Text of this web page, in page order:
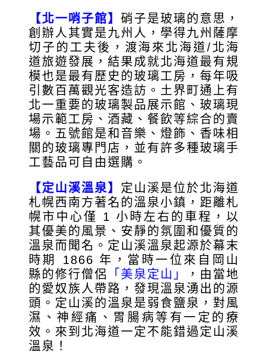
【北一哨子館】 硝子是玻璃的意思，
創辦人其實是九州人，學得九州薩摩
切子的工夫後，渡海來北海道/北海
道旅遊發展，結果成就北海道最有規
模也是最有歷史的玻璃工房，每年吸
引數百萬觀光客造訪。土界町通上有
北一重要的玻璃製品展示館、玻璃現
場示範工房、酒藏、餐飲等綜合的賣
場。五號館是和音樂、燈飾、香味相
關的玻璃專門店，並有許多種玻璃手
工藝品可自由選購。
【定山溪溫泉】 定山溪是位於北海道
札幌西南方著名的溫泉小鎮，距離札
幌市中心僅 1 小時左右的車程，以
其優美的風景、安靜的氛圍和優質的
溫泉而聞名。定山溪溫泉起源於幕末
時期 1866 年，當時一位來自岡山
縣的修行僧侶
「美泉定山」
，由當地
的愛奴族人帶路，發現溫泉湧出的源
頭。定山溪的溫泉是弱食鹽泉，對風
濕、神經痛、胃腸病等有一定的療
效。來到北海道一定不能錯過定山溪
溫泉！